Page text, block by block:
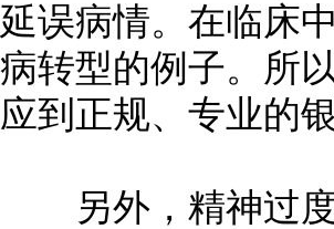
延误病情。在临床
病转型的例子。所
应到正规、专业的
另外，精神过度